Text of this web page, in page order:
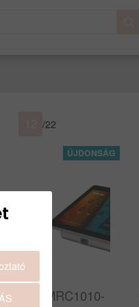
/22
MRC1010-